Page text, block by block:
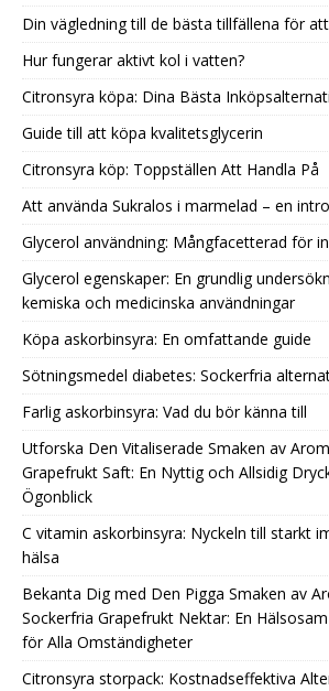
Din vägledning till de bästa tillfällena för
Hur fungerar aktivt kol i vatten?
Citronsyra köpa: Dina Bästa
Guide till att köpa kvalitetsglycerin
Citronsyra köp: Toppställen Att Handla På
Att använda Sukralos i marmelad – en
Glycerol användning: Mångfacetterad för
Glycerol egenskaper: En grundlig
kemiska och medicinska användningar
Köpa askorbinsyra: En omfattande guide
Sötningsmedel diabetes: Sockerfria
Farlig askorbinsyra: Vad du bör känna till
Utforska Den Vitaliserade Smaken av
Grapefrukt Saft: En Nyttig och Allsidig
Ögonblick
C vitamin askorbinsyra: Nyckeln till starkt
hälsa
Bekanta Dig med Den Pigga Smaken av
Sockerfria Grapefrukt Nektar: En
för Alla Omständigheter
Citronsyra storpack: Kostnadseffektiva